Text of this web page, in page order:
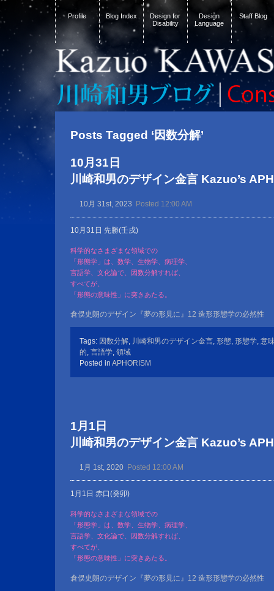
Profile Blog Index
Design for
Disability
Design
Language
Staff Blog
Posts Tagged ‘因数分解’
10月31日
川崎和男のデザイン金言 Kazuo’s
10月 31st, 2023 Posted 12:00 AM
10月31日 先勝(壬戌)
科学的なさまざまな領域での
「形態学」は、数学、生物学、病理学、
言語学、文化論で、因数分解すれば、
すべてが、
「形態の意味性」に突きあたる。
倉俣史朗のデザイン『夢の形見に』12 造形形態学の必然性
Tags: 因数分解, 川崎和男のデザイン金言, 形態, 形態学, 意
的, 言語学, 領域
Posted in APHORISM
1月1日
川崎和男のデザイン金言 Kazuo’s
1月 1st, 2020 Posted 12:00 AM
1月1日 赤口(癸卯)
科学的なさまざまな領域での
「形態学」は、数学、生物学、病理学、
言語学、文化論で、因数分解すれば、
すべてが、
「形態の意味性」に突きあたる。
倉俣史朗のデザイン『夢の形見に』12 造形形態学の必然性